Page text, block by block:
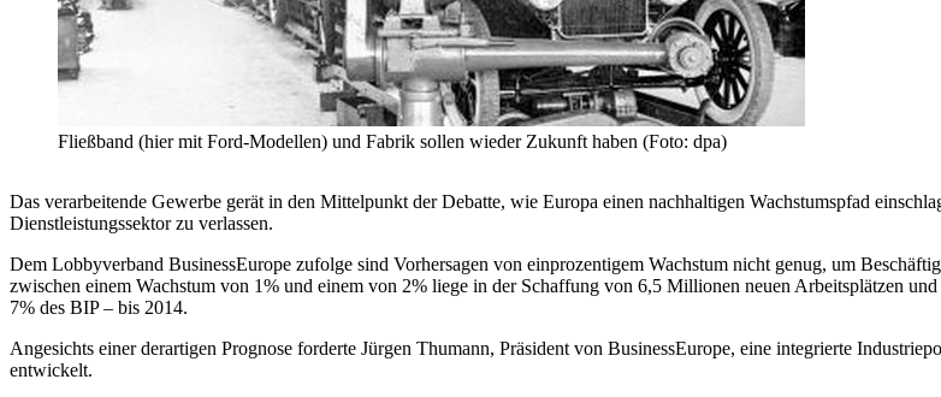
Fließband (hier mit Ford-Modellen) und Fabrik sollen wieder Zukunft haben (Foto: dpa)
Das verarbeitende Gewerbe gerät in den Mittelpunkt der Debatte, wie Europa einen nachhaltigen Wachstumspfad
Dienstleistungssektor zu verlassen.
Dem Lobbyverband BusinessEurope zufolge sind Vorhersagen von einprozentigem Wachstum nicht genug, um
zwischen einem Wachstum von 1% und einem von 2% liege in der Schaffung von 6,5 Millionen neuen Arbeitsplätzen
7% des BIP – bis 2014.
Angesichts einer derartigen Prognose forderte Jürgen Thumann, Präsident von BusinessEurope, eine integrierte
entwickelt.